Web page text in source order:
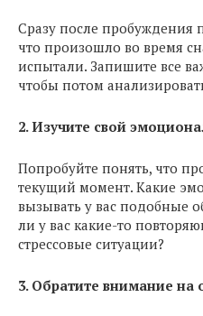
Сразу после пробуждения
что произошло во время
испытали. Запишите все
чтобы потом
2. Изучите свой
Попробуйте понять, что
текущий момент. Какие
вызывать у вас подобные
ли у вас какие-то
стрессовые ситуации?
3. Обратите внимание